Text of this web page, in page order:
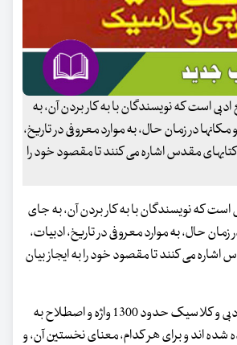
ادبی است که نویسندگان با به کار بردن آن، به
در زمان حال، به موارد معروفی در تاریخ،
کتابهای مقدس اشاره می کنند تا مقصود خود را
است که نویسندگان با به کار بردن آن، به جای
زمان حال، به موارد معروفی در تاریخ، ادبیات،
اشاره می کنند تا مقصود خود را به ایجاز بیان
در فرهنگ تلمیحات ادبی و کلاسیک حدود 1300 واژه و اصطلاح به
شده اند و برای هر کدام، معنای نخستین آن، و